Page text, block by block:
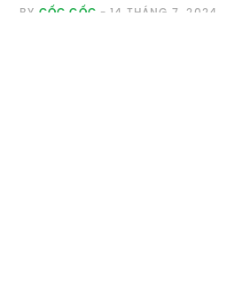
BY CỐC CỐC 14 THÁNG 7, 2024